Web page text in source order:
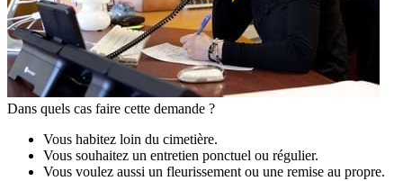
Dans quels cas faire cette demande ?
Vous habitez loin du cimetière.
Vous souhaitez un entretien ponctuel ou régulier.
Vous voulez aussi un fleurissement ou une remise au propre.